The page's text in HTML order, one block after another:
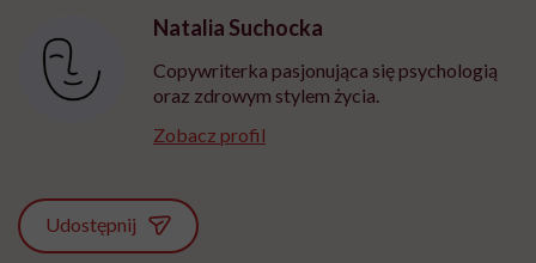
Natalia Suchocka
Copywriterka pasjonująca się psychologią
oraz zdrowym stylem życia.
Zobacz profil
Udostępnij